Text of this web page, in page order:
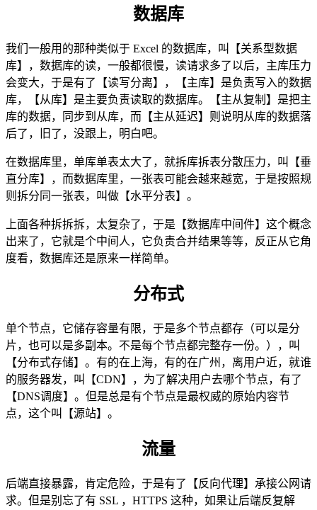
数据库
我们一般用的那种类似于 Excel 的数据库，叫【关系型数据
库】，数据库的读，一般都很慢，读请求多了以后，主库压力
会变大，于是有了【读写分离】，【主库】是负责写入的数据
库，【从库】是主要负责读取的数据库。【主从复制】是把主
库的数据，同步到从库，而【主从延迟】则说明从库的数据落
后了，旧了，没跟上，明白吧。
在数据库里，单库单表太大了，就拆库拆表分散压力，叫【垂
直分库】，而数据库里，一张表可能会越来越宽，于是按照规
则拆分同一张表，叫做【水平分表】。
上面各种拆拆拆，太复杂了，于是【数据库中间件】这个概念
出来了，它就是个中间人，它负责合并结果等等，反正从它角
度看，数据库还是原来一样简单。
分布式
单个节点，它储存容量有限，于是多个节点都存（可以是分
片，也可以是多副本。不是每个节点都完整存一份。），叫
【分布式存储】。有的在上海，有的在广州，离用户近，就谁
的服务器发，叫【CDN】，为了解决用户去哪个节点，有了
【DNS调度】。但是总是有个节点是最权威的原始内容节
点，这个叫【源站】。
流量
后端直接暴露，肯定危险，于是有了【反向代理】承接公网请
求。但是别忘了有 SSL ，HTTPS 这种，如果让后端反复解